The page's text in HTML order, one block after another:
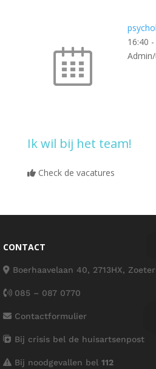
16:40 -
Ik wil bij het team!
Check de vacatures
CONTACT
Boerhaavelaan 40, 2713HX,
085 – 087 0770
Contactformulier
Bij crisis bel de huisartsenpost
Bij noodgevallen bel 112